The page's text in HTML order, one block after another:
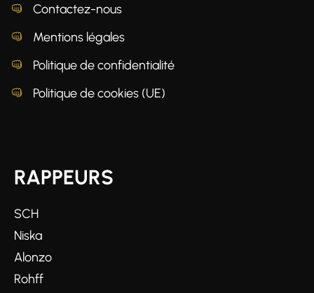
Contactez-nous
Mentions légales
Politique de confidentialité
Politique de cookies (UE)
RAPPEURS
SCH
Niska
Alonzo
Rohff